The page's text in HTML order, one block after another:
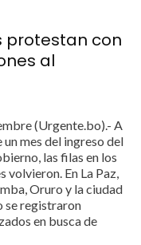
protestan con
al
(Urgente.bo).- A
un mes del ingreso del
las filas en los
volvieron. En La Paz,
Oruro y la ciudad
se registraron
en busca de